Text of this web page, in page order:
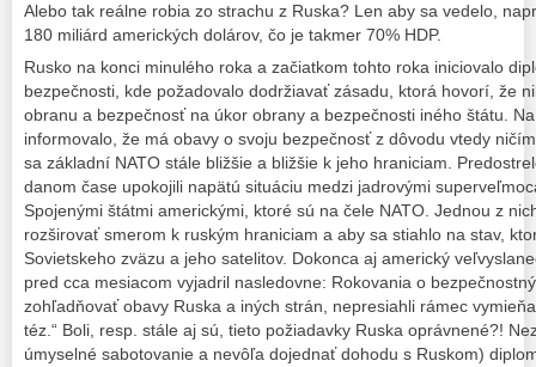
Alebo tak reálne robia zo strachu z Ruska? Len aby sa vedelo,
180 miliárd amerických dolárov, čo je takmer 70% HDP.
Rusko na konci minulého roka a začiatkom tohto roka iniciovalo
bezpečnosti, kde požadovalo dodržiavať zásadu, ktorá hovorí, že
obranu a bezpečnosť na úkor obrany a bezpečnosti iného štátu.
informovalo, že má obavy o svoju bezpečnosť z dôvodu vtedy
sa základní NATO stále bližšie a bližšie k jeho hraniciam.
danom čase upokojili napätú situáciu medzi jadrovými
Spojenými štátmi americkými, ktoré sú na čele NATO. Jednou z
rozširovať smerom k ruským hraniciam a aby sa stiahlo na stav,
Sovietskeho zväzu a jeho satelitov. Dokonca aj americký
pred cca mesiacom vyjadril nasledovne: Rokovania o
zohľadňovať obavy Ruska a iných strán, nepresiahli rámec
téz.“ Boli, resp. stále aj sú, tieto požiadavky Ruska oprávnené?!
úmyselné sabotovanie a nevôľa dojednať dohodu s Ruskom)